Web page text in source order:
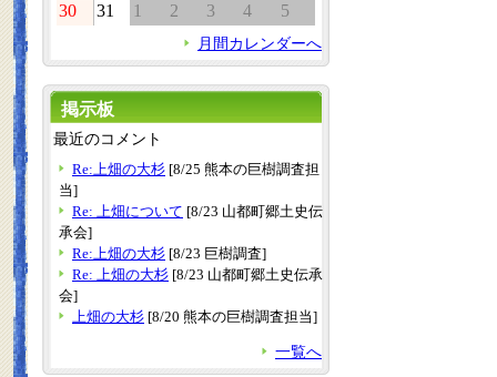
30
31 1 2 3 4 5
月間カレンダーへ
掲示板
最近のコメント
Re:上畑の大杉 [8/25 熊本の巨樹調査担
当]
Re: 上畑について [8/23 山都町郷土史伝
承会]
Re:上畑の大杉 [8/23 巨樹調査]
Re: 上畑の大杉 [8/23 山都町郷土史伝承
会]
上畑の大杉 [8/20 熊本の巨樹調査担当]
一覧へ